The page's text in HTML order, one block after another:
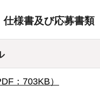
仕様書及び応募書類
：703KB）